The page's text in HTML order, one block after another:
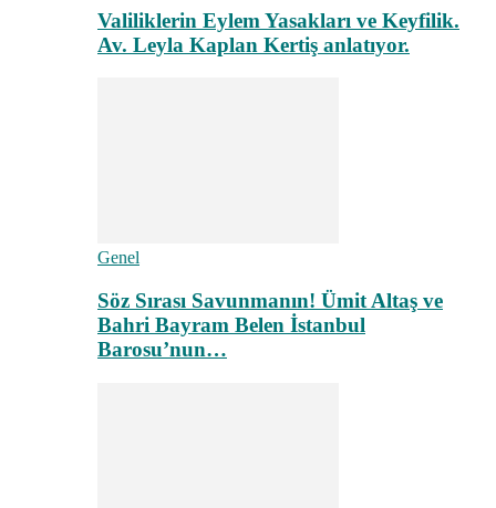
Valiliklerin Eylem Yasakları ve Keyfilik.
Av. Leyla Kaplan Kertiş anlatıyor.
Genel
Söz Sırası Savunmanın! Ümit Altaş ve
Bahri Bayram Belen İstanbul
Barosu’nun…